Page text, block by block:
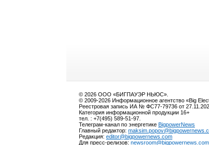
© 2026 ООО «БИГПАУЭР НЬЮС».
© 2009-2026 Информационное агентство «Big
Реестровая запись ИА № ФС77-79736 от
Категория информационной продукции 16+
тел. : +7(495) 589-51-97.
Телеграм-канал по энергетике BigpowerNews
Главный редактор:
Редакция: editor@bigpowernews.com
Для пресс-релизов: newsroom@bigpowernews.com